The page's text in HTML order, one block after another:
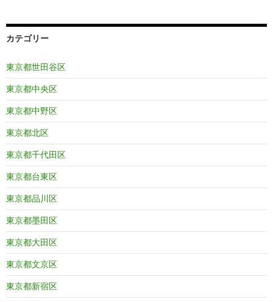
カテゴリー
東京都世田谷区
東京都中央区
東京都中野区
東京都北区
東京都千代田区
東京都台東区
東京都品川区
東京都墨田区
東京都大田区
東京都文京区
東京都新宿区